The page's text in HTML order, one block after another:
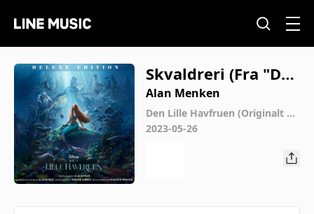
Skvaldreri (Fra "Den
Lille Havfruen"/Nor
sk Original Soundtr
ack)
Alan Menken
Den Lille Havfruen (Originalt N
orsk Soundtrack/Deluxe Editio
2023-05-26